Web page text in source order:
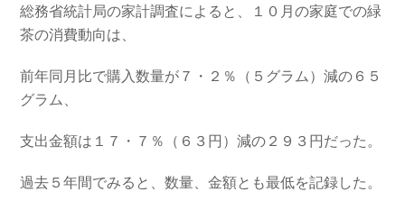
総務省統計局の家計調査によると、１０月の家庭での緑
茶の消費動向は、
前年同月比で購入数量が７・２％（５グラム）減の６５
グラム、
支出金額は１７・７％（６３円）減の２９３円だった。
過去５年間でみると、数量、金額とも最低を記録した。